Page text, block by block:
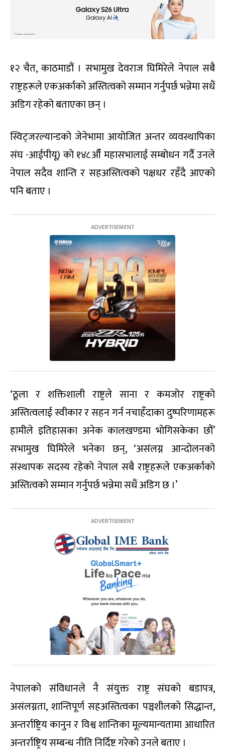
१२ चैत, काठमाडौं । सभामुख देवराज घिमिरेले नेपाल सबै
राष्ट्रहरूले एकअर्काको अस्तित्वको सम्मान गर्नुपर्छ भन्नेमा सधैं
अडिग रहेको बताएका छन् ।
स्विट्जरल्यान्डको जेनेभामा आयोजित अन्तर व्यवस्थापिका
संघ -आईपीयू) को १४८औँ महासभालाई सम्बोधन गर्दै उनले
नेपाल सदैव शान्ति र सहअस्तित्वको पक्षधर रहँदै आएको
पनि बताए ।
‘ठूला र शक्तिशाली राष्ट्रले साना र कमजोर राष्ट्रको
अस्तित्वलाई स्वीकार र सहन गर्न नचाहँदाका दुष्परिणामहरू
हामीले इतिहासका अनेक कालखण्डमा भोगिसकेका छौं’
सभामुख घिमिरेले भनेका छन्, ‘असंलग्न आन्दोलनको
संस्थापक सदस्य रहेको नेपाल सबै राष्ट्रहरूले एकअर्काको
अस्तित्वको सम्मान गर्नुपर्छ भन्नेमा सधैं अडिग छ ।’
नेपालको संविधानले नै संयुक्त राष्ट्र संघको बडापत्र,
असंलग्नता, शान्तिपूर्ण सहअस्तित्वका पञ्चशीलको सिद्धान्त,
अन्तर्राष्ट्रिय कानुन र विश्व शान्तिका मूल्यमान्यतामा आधारित
अन्तर्राष्ट्रिय सम्बन्ध नीति निर्दिष्ट गरेको उनले बताए ।